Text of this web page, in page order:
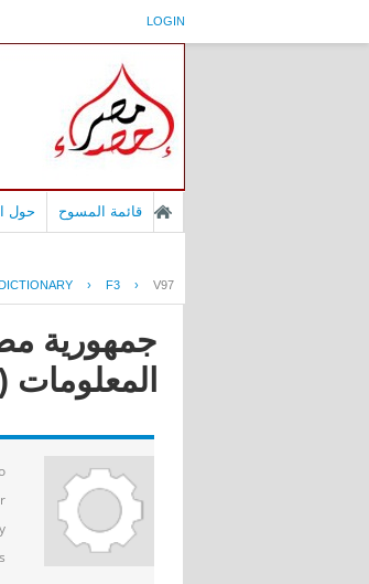
LOGIN
قائمة المسوح حول
› F3 › V97
جمهورية
المعلومات ( الأسرة )